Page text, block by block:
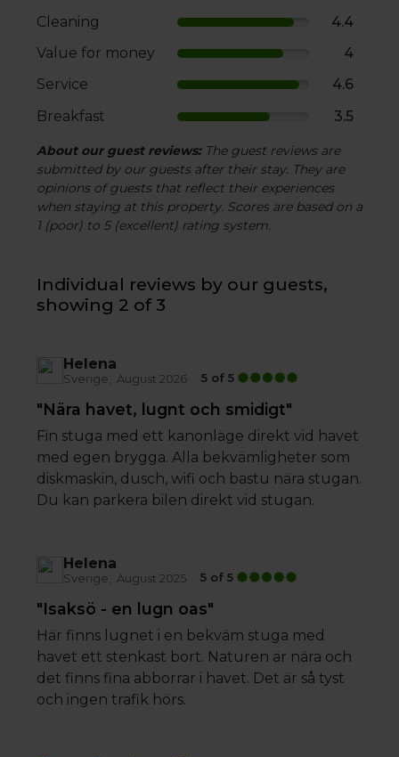
Cleaning
4.4
Value for money
4
Service
4.6
Breakfast
3.5
About our guest reviews:The guest reviews are
submitted by our guests after their stay. They are
opinions of guests that reflect their experiences
when staying at this property. Scores are based on a
1 (poor) to 5 (excellent) rating system.
Individual reviews by our guests,
showing 2 of 3
Helena
Sverige August 2026 5 of 5
"Nära havet, lugnt och smidigt"
Fin stuga med ett kanonläge direkt vid havet
med egen brygga. Alla bekvämligheter som
diskmaskin, dusch, wifi och bastu nära stugan.
Du kan parkera bilen direkt vid stugan.
Helena
Sverige August 2025 5 of 5
"Isaksö - en lugn oas"
Här finns lugnet i en bekväm stuga med
havet ett stenkast bort. Naturen är nära och
det finns fina abborrar i havet. Det är så tyst
och ingen trafik hörs.